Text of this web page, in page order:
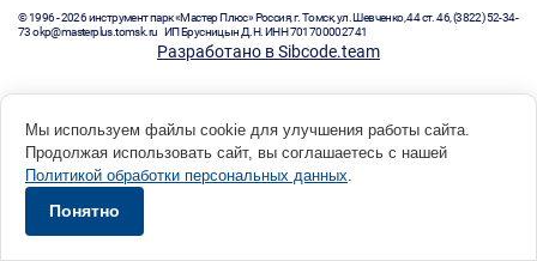
© 1996 - 2026 инструмент парк «Мастер Плюс» Россия, г. Томск, ул. Шевченко, 44 ст. 46, (3822) 52-34-
73 okp@masterplus.tomsk.ru ИП Брусницын Д.Н. ИНН 701700002741
Разработано в Sibcode.team
Мы используем файлы cookie для улучшения работы сайта.
Продолжая использовать сайт, вы соглашаетесь с нашей
Политикой обработки персональных данных.
Понятно